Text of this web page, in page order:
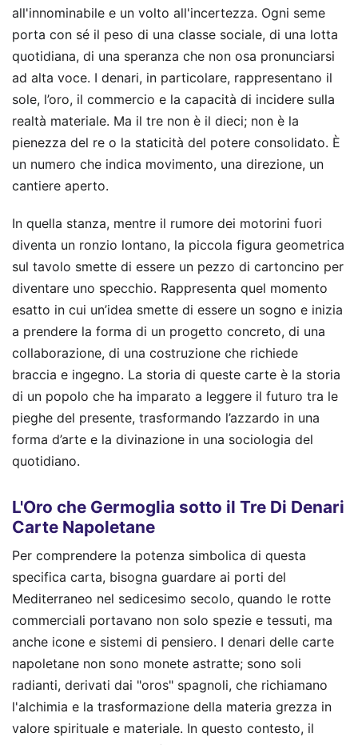
all'innominabile e un volto all'incertezza. Ogni seme
porta con sé il peso di una classe sociale, di una lotta
quotidiana, di una speranza che non osa pronunciarsi
ad alta voce. I denari, in particolare, rappresentano il
sole, l’oro, il commercio e la capacità di incidere sulla
realtà materiale. Ma il tre non è il dieci; non è la
pienezza del re o la staticità del potere consolidato. È
un numero che indica movimento, una direzione, un
cantiere aperto.
In quella stanza, mentre il rumore dei motorini fuori
diventa un ronzio lontano, la piccola figura geometrica
sul tavolo smette di essere un pezzo di cartoncino per
diventare uno specchio. Rappresenta quel momento
esatto in cui un’idea smette di essere un sogno e inizia
a prendere la forma di un progetto concreto, di una
collaborazione, di una costruzione che richiede
braccia e ingegno. La storia di queste carte è la storia
di un popolo che ha imparato a leggere il futuro tra le
pieghe del presente, trasformando l’azzardo in una
forma d’arte e la divinazione in una sociologia del
quotidiano.
L'Oro che Germoglia sotto il Tre Di Denari
Carte Napoletane
Per comprendere la potenza simbolica di questa
specifica carta, bisogna guardare ai porti del
Mediterraneo nel sedicesimo secolo, quando le rotte
commerciali portavano non solo spezie e tessuti, ma
anche icone e sistemi di pensiero. I denari delle carte
napoletane non sono monete astratte; sono soli
radianti, derivati dai "oros" spagnoli, che richiamano
l'alchimia e la trasformazione della materia grezza in
valore spirituale e materiale. In questo contesto, il